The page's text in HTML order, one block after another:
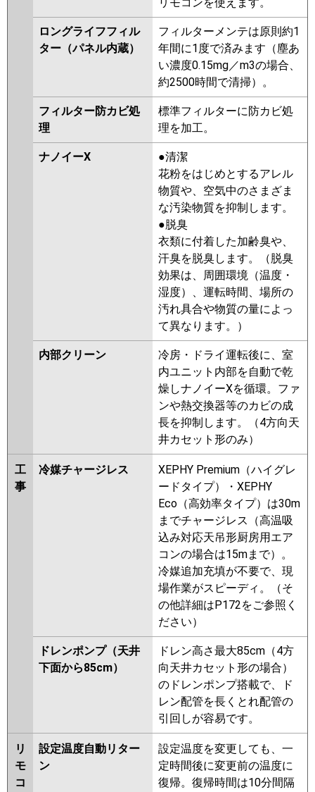
ロングライフフィル
ター（パネル内蔵）
フィルターメンテは原則約1
年間に1度で済みます（塵あ
い濃度0.15mg／m3の場合、
約2500時間で清掃）。
フィルター防カビ処
理
標準フィルターに防カビ処
理を加工。
ナノイーX
●清潔
花粉をはじめとするアレル
物質や、空気中のさまざま
な汚染物質を抑制します。
●脱臭
衣類に付着した加齢臭や、
汗臭を脱臭します。（脱臭
効果は、周囲環境（温度・
湿度）、運転時間、場所の
汚れ具合や物質の量によっ
て異なります。）
内部クリーン
冷房・ドライ運転後に、室
内ユニット内部を自動で乾
燥しナノイーXを循環。ファ
ンや熱交換器等のカビの成
長を抑制します。（4方向天
井カセット形のみ）
工
事
冷媒チャージレス
XEPHY Premium（ハイグレ
ードタイプ）・XEPHY
Eco（高効率タイプ）は30m
までチャージレス（高温吸
込み対応天吊形厨房用エア
コンの場合は15mまで）。
冷媒追加充填が不要で、現
場作業がスピーディ。（そ
の他詳細はP172をご参照く
ださい）
ドレンポンプ（天井
下面から85cm）
ドレン高さ最大85cm（4方
向天井カセット形の場合）
のドレンポンプ搭載で、ド
レン配管を長くとれ配管の
引回しが容易です。
リ
モ
コ
設定温度自動リター
ン
設定温度を変更しても、一
定時間後に変更前の温度に
復帰。復帰時間は10分間隔